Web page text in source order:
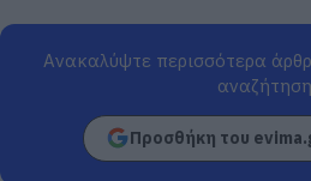
Ανακαλύψτε περισσότερα
Προσθήκη του